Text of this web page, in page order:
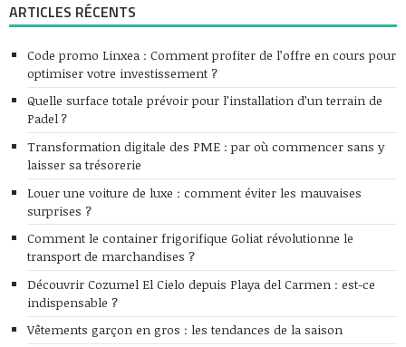
ARTICLES RÉCENTS
Code promo Linxea : Comment profiter de l’offre en cours pour
optimiser votre investissement ?
Quelle surface totale prévoir pour l’installation d’un terrain de
Padel ?
Transformation digitale des PME : par où commencer sans y
laisser sa trésorerie
Louer une voiture de luxe : comment éviter les mauvaises
surprises ?
Comment le container frigorifique Goliat révolutionne le
transport de marchandises ?
Découvrir Cozumel El Cielo depuis Playa del Carmen : est-ce
indispensable ?
Vêtements garçon en gros : les tendances de la saison